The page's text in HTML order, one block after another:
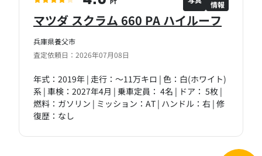
兵庫県養父市
査定依頼日：2026年07月08日
マツダ スクラム 660 PA ハイルーフ
年式：2019年 | 走行：～11万キロ | 色：白(ホワイト)
系 | 車検：2027年4月 | 乗車定員： 4名 | ドア： 5枚 |
燃料：ガソリン | ミッション：AT | ハンドル：右 | 修
復歴：なし
PT
情報